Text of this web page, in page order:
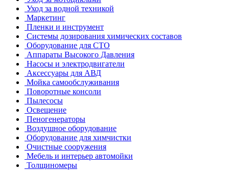
Уход за водной техникой
Маркетинг
Пленки и инструмент
Системы дозирования химических составов
Оборудование для СТО
Аппараты Высокого Давления
Насосы и электродвигатели
Аксессуары для АВД
Мойка самообслуживания
Поворотные консоли
Пылесосы
Освещение
Пеногенераторы
Воздушное оборудование
Оборудование для химчистки
Очистные сооружения
Мебель и интерьер автомойки
Толщиномеры